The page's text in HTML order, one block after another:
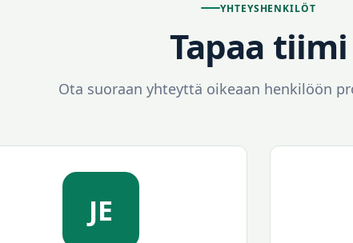
YHTEYSHENKILÖT
Tapaa tiimi
Ota suoraan yhteyttä oikeaan henkilöön
JE